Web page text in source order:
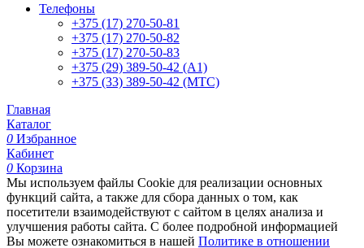
Телефоны
+375 (17) 270-50-81
+375 (17) 270-50-82
+375 (17) 270-50-83
+375 (29) 389-50-42 (А1)
+375 (33) 389-50-42 (МТС)
Главная
Каталог
0 Избранное
Кабинет
0 Корзина
Мы используем файлы Cookie для реализации основных
функций сайта, а также для сбора данных о том, как
посетители взаимодействуют с сайтом в целях анализа и
улучшения работы сайта. С более подробной информацией
Вы можете ознакомиться в нашей Политике в отношении